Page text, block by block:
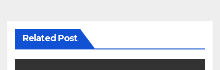
Related Post